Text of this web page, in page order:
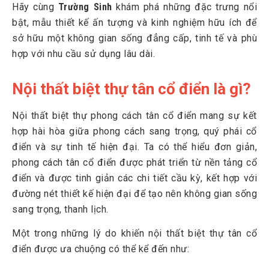
2.2 Họa tiết tinh xảo
2.3 Màu sắc sang trọng
Phụ kiện trang trí tinh tế
3.1 Thiết kế nội thất phòng khách tân cổ điển
3.2 Thiết kế nội thất phòng ngủ
3.3 Thiết kế nội thất phòng bếp
3.4 Thiết kế nội thất biệt thự gỗ tự nhiên
4
Kinh nghiệm thiết kế nội thất biệt thự tân cổ điển đẹp
Mẹo trang trí nội thất biệt thự tân cổ điển ấn tượng
Hãy cùng Trường Sinh khám phá những đặc trưng nổi
bật, mẫu thiết kế ấn tượng và kinh nghiệm hữu ích để
sở hữu một không gian sống đẳng cấp, tinh tế và phù
hợp với nhu cầu sử dụng lâu dài.
Nội thất biệt thự tân cổ điển là gì?
Nội thất biệt thự phong cách tân cổ điển mang sự kết
hợp hài hòa giữa phong cách sang trọng, quý phái cổ
điển và sự tinh tế hiện đại. Ta có thể hiểu đơn giản,
phong cách tân cổ điển được phát triển từ nền tảng cổ
điển và được tinh giản các chi tiết cầu kỳ, kết hợp với
đường nét thiết kế hiện đại để tạo nên không gian sống
sang trọng, thanh lịch.
Một trong những lý do khiến nội thất biệt thự tân cổ
điển được ưa chuộng có thể kể đến như: